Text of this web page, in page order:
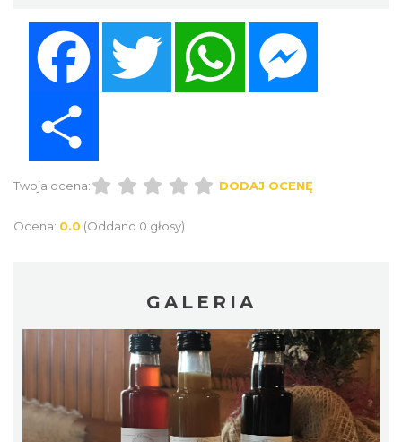
Twitter WhatsApp
Twoja ocena: DODAJ OCENĘ
Ocena: 0.0 (Oddano 0 głosy)
GALERIA